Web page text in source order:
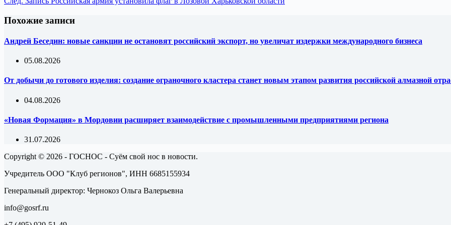
Похожие записи
Андрей Беседин: новые санкции не остановят российский экспорт, но увеличат издержки международного бизнеса
05.08.2026
От добычи до готового изделия: создание ограночного кластера станет новым этапом развития российской алмазной
04.08.2026
«Новая Формация» в Мордовии расширяет взаимодействие с промышленными предприятиями региона
31.07.2026
Copyright © 2026 - ГОСНОС - Суём свой нос в новости.
Учредитель ООО "Клуб регионов", ИНН 6685155934
Генеральный директор: Чернокоз Ольга Валерьевна
info@gosrf.ru